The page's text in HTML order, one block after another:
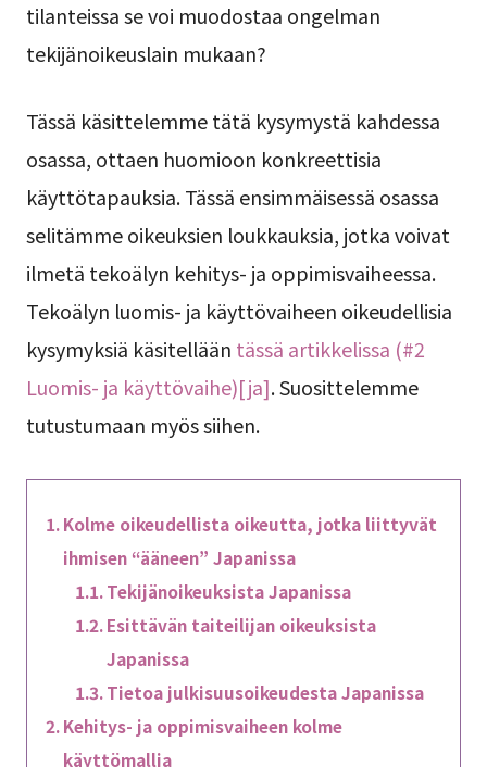
tilanteissa se voi muodostaa ongelman
tekijänoikeuslain mukaan?
Tässä käsittelemme tätä kysymystä kahdessa
osassa, ottaen huomioon konkreettisia
käyttötapauksia. Tässä ensimmäisessä osassa
selitämme oikeuksien loukkauksia, jotka voivat
ilmetä tekoälyn kehitys- ja oppimisvaiheessa.
Tekoälyn luomis- ja käyttövaiheen oikeudellisia
kysymyksiä käsitellään tässä artikkelissa (#2
Luomis- ja käyttövaihe)[ja]. Suosittelemme
tutustumaan myös siihen.
Kolme oikeudellista oikeutta, jotka liittyvät
ihmisen “ääneen” Japanissa
Tekijänoikeuksista Japanissa
Esittävän taiteilijan oikeuksista
Japanissa
Tietoa julkisuusoikeudesta Japanissa
Kehitys- ja oppimisvaiheen kolme
käyttömallia